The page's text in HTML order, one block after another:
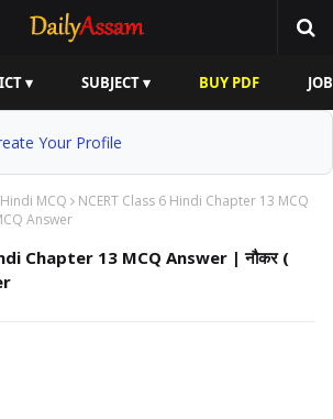
▾ SUBJECT ▾ BUY PDF
Your Profile
MCQ
NCERT Class 6 Hindi Chapter 13 MCQ
Answer
Chapter 13 MCQ Answer | नौकर (